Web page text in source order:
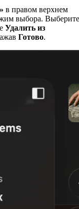
в правом верхнем
выбора. Выберите
Удалить из
Готово.